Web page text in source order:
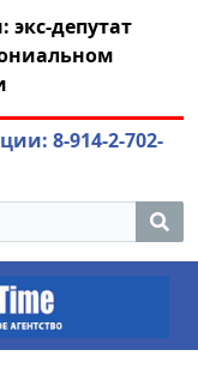
у Путина:
8-914-2-702-